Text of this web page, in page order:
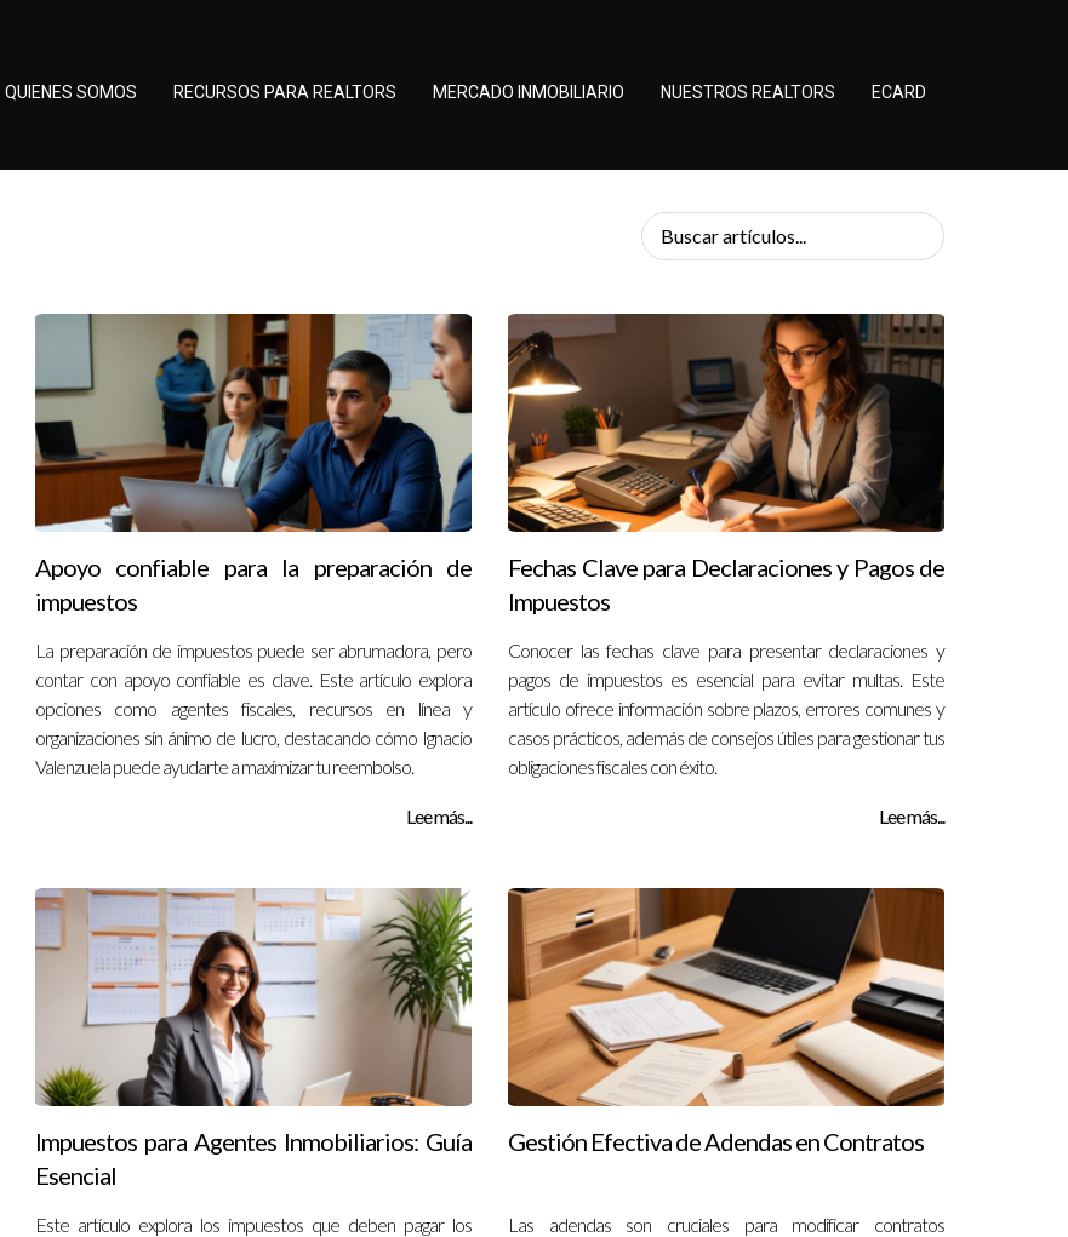
QUIENES SOMOS RECURSOS PARA REALTORS MERCADO INMOBILIARIO NUESTROS REALTORS ECARD
Apoyo confiable para la preparación de
impuestos
La preparación de impuestos puede ser abrumadora, pero
contar con apoyo confiable es clave. Este artículo explora
opciones como agentes fiscales, recursos en línea y
organizaciones sin ánimo de lucro, destacando cómo Ignacio
Valenzuela puede ayudarte a maximizar tu reembolso.
Lee más...
Fechas Clave para Declaraciones y Pagos de
Impuestos
Conocer las fechas clave para presentar declaraciones y
pagos de impuestos es esencial para evitar multas. Este
artículo ofrece información sobre plazos, errores comunes y
casos prácticos, además de consejos útiles para gestionar tus
obligaciones fiscales con éxito.
Lee más...
Impuestos para Agentes Inmobiliarios: Guía
Esencial
Este artículo explora los impuestos que deben pagar los
Gestión Efectiva de Adendas en Contratos
Las adendas son cruciales para modificar contratos